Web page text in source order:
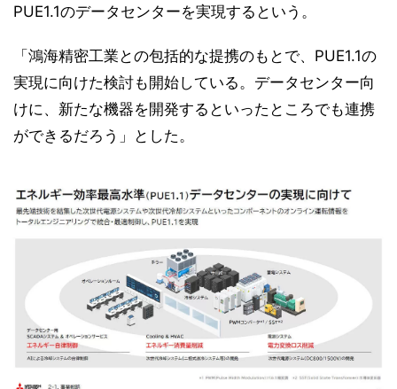
PUE1.1のデータセンターを実現するという。
「鴻海精密工業との包括的な提携のもとで、PUE1.1の
実現に向けた検討も開始している。データセンター向
けに、新たな機器を開発するといったところでも連携
ができるだろう」とした。